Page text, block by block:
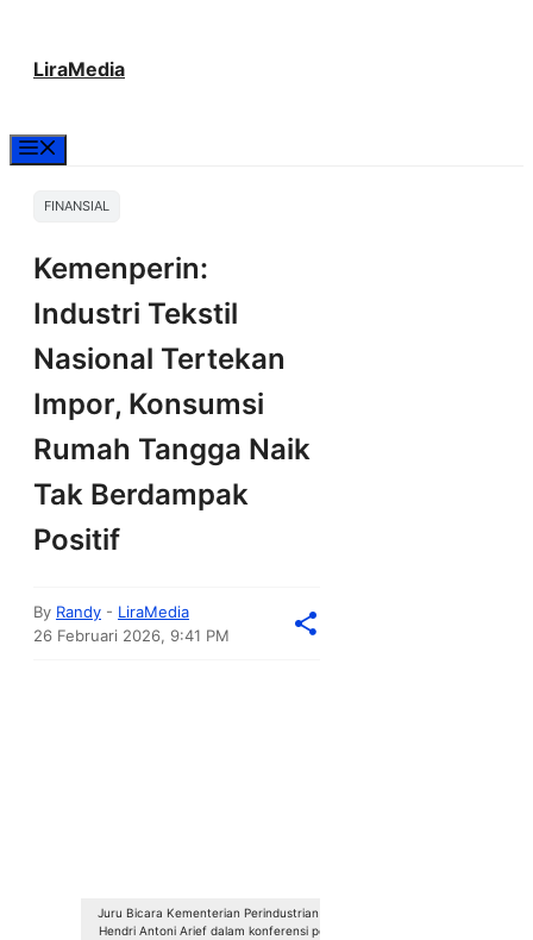
LiraMedia
FINANSIAL
Kemenperin:
Industri Tekstil
Nasional Tertekan
Impor, Konsumsi
Rumah Tangga Naik
Tak Berdampak
Positif
By Randy - LiraMedia
26 Februari 2026, 9:41 PM
Juru Bicara Kementerian Perindustrian Febri
Hendri Antoni Arief dalam konferensi pers di